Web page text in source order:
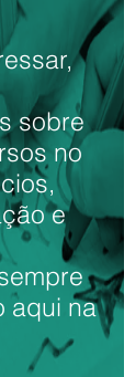
sobre
no
e
aqui na